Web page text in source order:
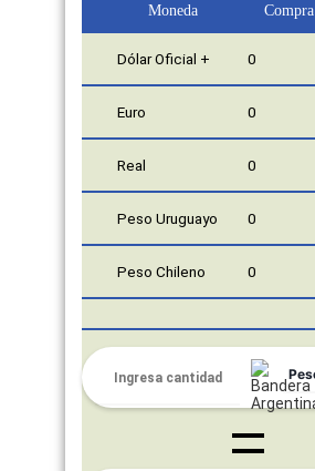
Moneda Compra
Dólar Oficial + 0
Euro 0
Real 0
Peso Uruguayo 0
Peso Chileno 0